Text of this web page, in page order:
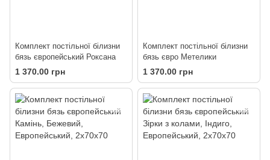
Комплект постільної білизни
бязь європейський Роксана
1 370.00 грн
Комплект постільної білизни
бязь євро Метелики
1 370.00 грн